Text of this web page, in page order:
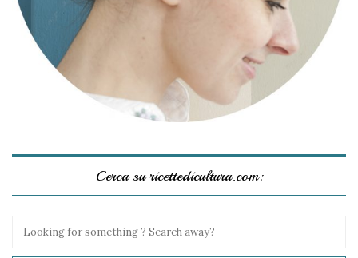
Cerca su ricettedicultura.com: